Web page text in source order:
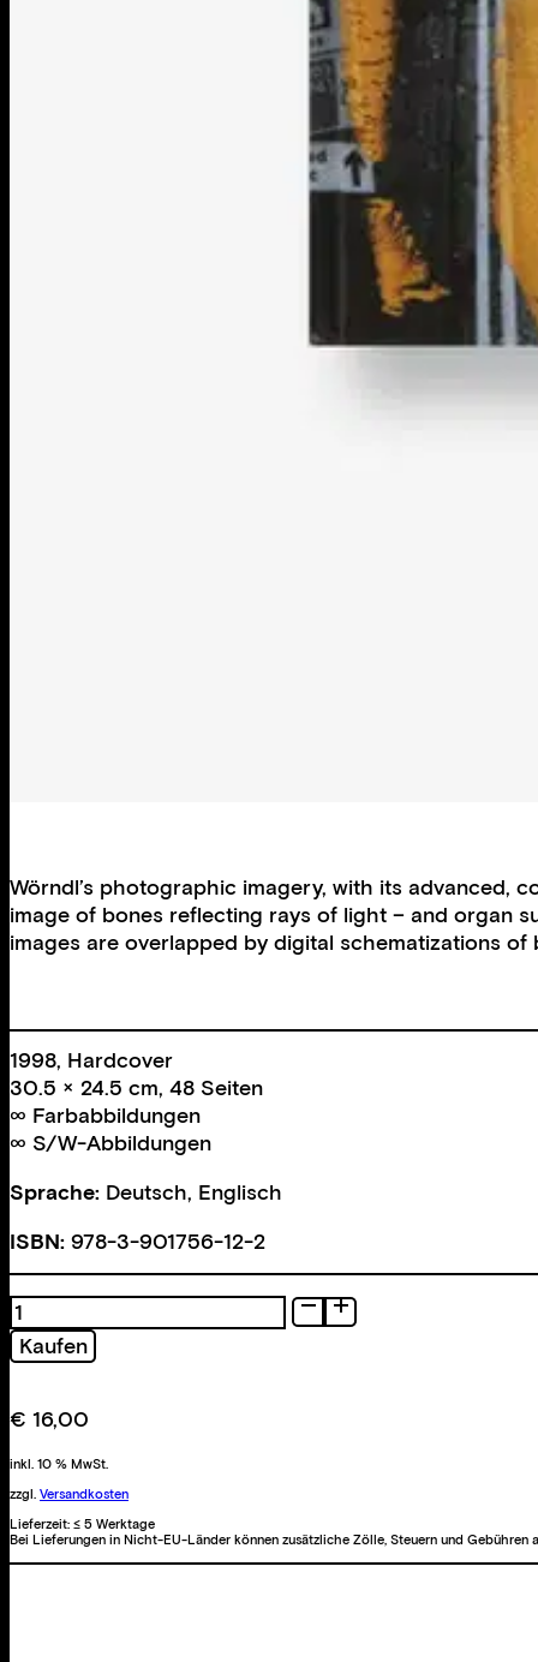
Wörndl’s photographic imagery, with its advanced,
image of bones reflecting rays of light – and organ
images are overlapped by digital schematizations of
1998, Hardcover
30.5 × 24.5 cm, 48 Seiten
∞ Farbabbildungen
∞ S/W-Abbildungen
Sprache: Deutsch, Englisch
ISBN: 978-3-901756-12-2
Photoarbeiten
1991-
1998
Kaufen
€ 16,00
inkl. 10 % MwSt.
zzgl. Versandkosten
Lieferzeit: ≤ 5 Werktage
Bei Lieferungen in Nicht-EU-Länder können zusätzliche Zölle, Steuern und Gebühren